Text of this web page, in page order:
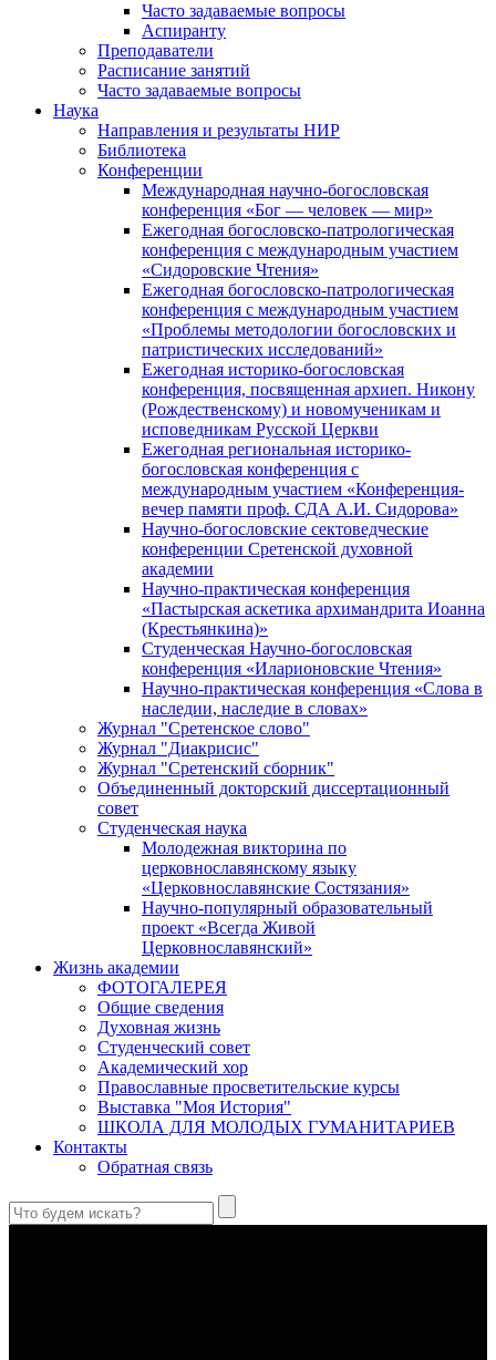
Часто задаваемые вопросы
Аспиранту
Преподаватели
Расписание занятий
Часто задаваемые вопросы
Наука
Направления и результаты НИР
Библиотека
Конференции
Международная научно-богословская
конференция «Бог — человек — мир»
Ежегодная богословско-патрологическая
конференция с международным участием
«Сидоровские Чтения»
Ежегодная богословско-патрологическая
конференция с международным участием
«Проблемы методологии богословских и
патристических исследований»
Ежегодная историко-богословская
конференция, посвященная архиеп. Никону
(Рождественскому) и новомученикам и
исповедникам Русской Церкви
Ежегодная региональная историко-
богословская конференция с
международным участием «Конференция-
вечер памяти проф. СДА А.И. Сидорова»
Научно-богословские сектоведческие
конференции Сретенской духовной
академии
Научно-практическая конференция
«Пастырская аскетика архимандрита Иоанна
(Крестьянкина)»
Студенческая Научно-богословская
конференция «Иларионовские Чтения»
Научно-практическая конференция «Cлова в
наследии, наследие в словах»
Журнал "Сретенское слово"
Журнал "Диакрисис"
Журнал "Сретенский сборник"
Объединенный докторский диссертационный
совет
Студенческая наука
Молодежная викторина по
церковнославянскому языку
«Церковнославянские Состязания»
Научно-популярный образовательный
проект «Всегда Живой
Церковнославянский»
Жизнь академии
ФОТОГАЛЕРЕЯ
Общие сведения
Духовная жизнь
Студенческий совет
Академический хор
Православные просветительские курсы
Выставка "Моя История"
ШКОЛА ДЛЯ МОЛОДЫХ ГУМАНИТАРИЕВ
Контакты
Обратная связь